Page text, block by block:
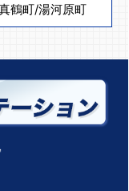
鶴町/湯河原町